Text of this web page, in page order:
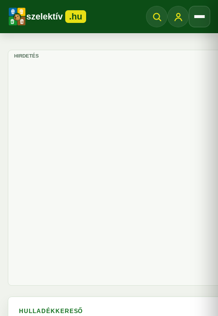
szelektív .hu
HIRDETÉS
HULLADÉKKERESŐ